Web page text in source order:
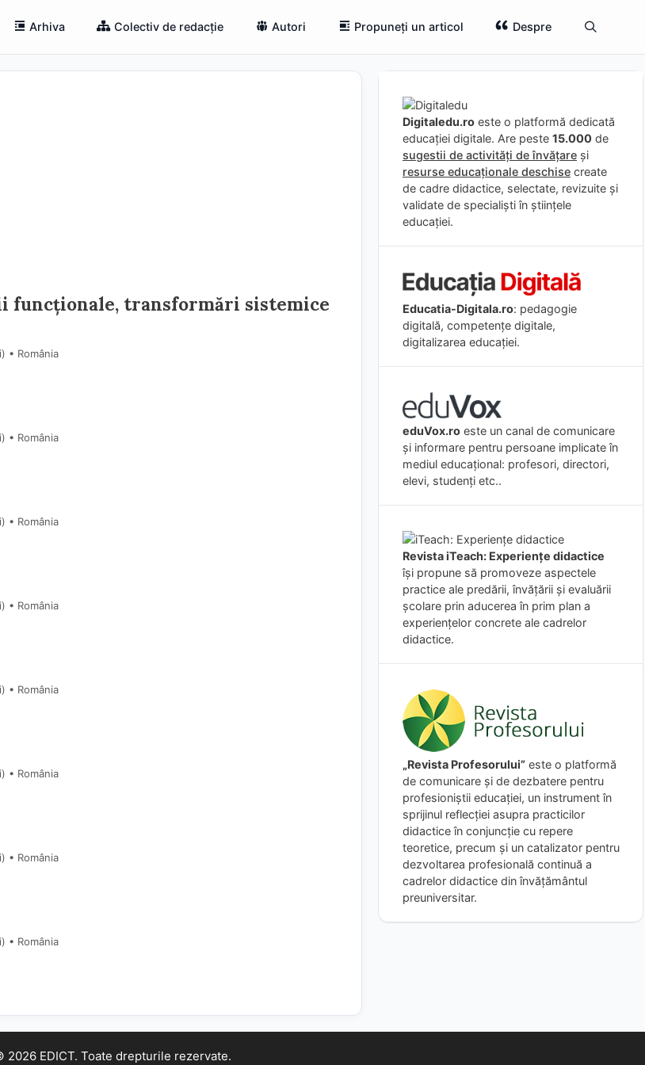
Arhiva Colectiv de redacție Autori Propuneți un articol Despre
funcționale, transformări sistemice
• România
• România
• România
• România
• România
• România
• România
• România
Digitaledu.ro este o platformă dedicată
educației digitale. Are peste 15.000 de
sugestii de activități de învățare și
resurse educaționale deschise create
de cadre didactice, selectate, revizuite și
validate de specialiști în științele
educației.
Educatia-Digitala.ro: pedagogie
digitală, competențe digitale,
digitalizarea educației.
eduVox.ro este un canal de comunicare
și informare pentru persoane implicate în
mediul educațional: profesori, directori,
elevi, studenți etc..
Revista iTeach: Experienţe didactice
îşi propune să promoveze aspectele
practice ale predării, învăţării şi evaluării
şcolare prin aducerea în prim plan a
experienţelor concrete ale cadrelor
didactice.
„Revista Profesorului” este o platformă
de comunicare și de dezbatere pentru
profesioniștii educației, un instrument în
sprijinul reflecției asupra practicilor
didactice în conjuncție cu repere
teoretice, precum și un catalizator pentru
dezvoltarea profesională continuă a
cadrelor didactice din învățământul
preuniversitar.
2026 EDICT. Toate drepturile rezervate.